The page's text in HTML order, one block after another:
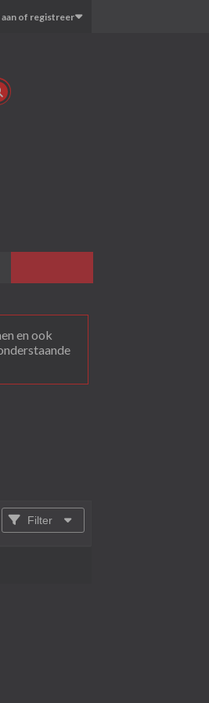
aan of registreer
en ook
Filter